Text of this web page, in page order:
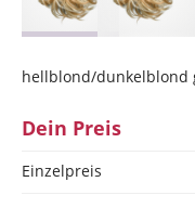
hellblond/dunkelblond
Dein Preis
Einzelpreis